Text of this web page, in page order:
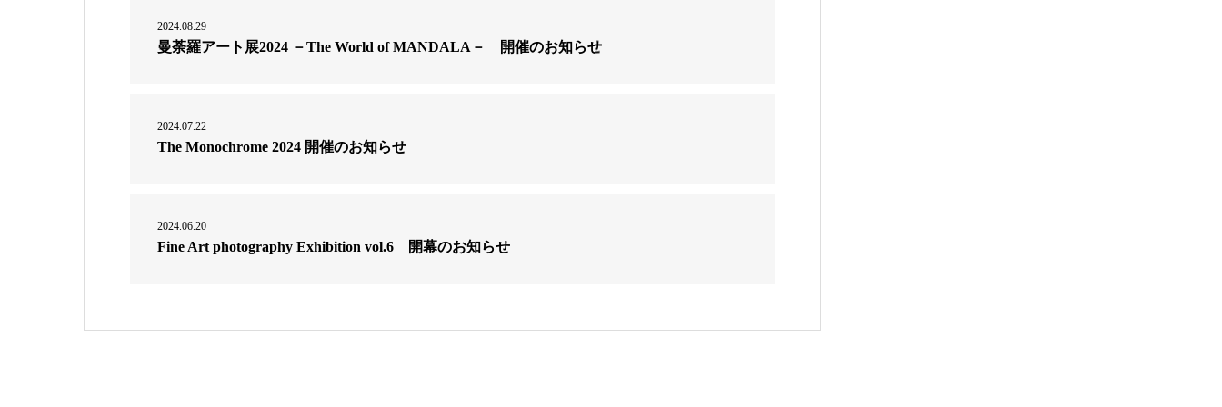
2024.08.29
曼荼羅アート展2024 －The World of MANDALA－ 開催のお知らせ
2024.07.22
The Monochrome 2024 開催のお知らせ
2024.06.20
Fine Art photography Exhibition vol.6 開幕のお知らせ